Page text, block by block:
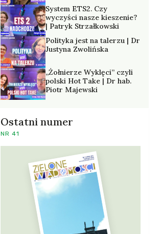
System ETS2. Czy
wyczyści nasze kieszenie?
| Patryk Strzałkowski
Polityka jest na talerzu | Dr
Justyna Zwolińska
„Żołnierze Wyklęci” czyli
polski Hot Take | Dr hab.
Piotr Majewski
Ostatni numer
NR 41